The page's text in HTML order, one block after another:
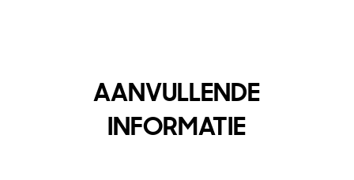
AANVULLENDE
INFORMATIE